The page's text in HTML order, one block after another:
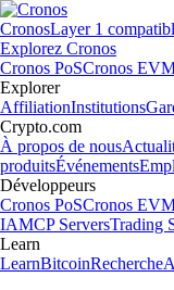
CronosLayer 1
Explorez Cronos
Cronos PoSCronos
Explorer
AffiliationInstitutions
Crypto.com
À propos de nous
produitsÉvénements
Développeurs
Cronos PoSCronos
IAMCP ServersTrading
Learn
LearnBitcoinRecherche